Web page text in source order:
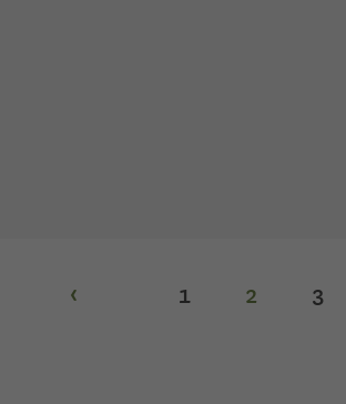
‹ 1 2 3